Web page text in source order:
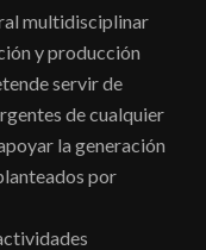
multidisciplinar
y producción
servir de
de cualquier
la generación
por